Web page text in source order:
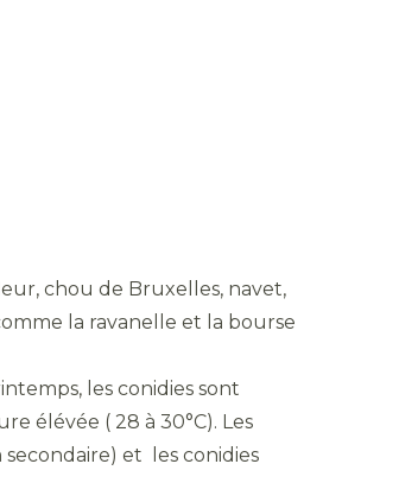
chou de Bruxelles, navet,
la ravanelle et la bourse
les conidies sont
élévée ( 28 à 30°C). Les
et les conidies